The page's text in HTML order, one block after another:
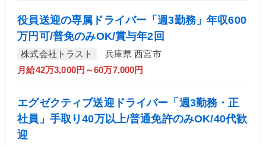
役員送迎の専属ドライバー「週3勤務」年収600
万円可/普免のみOK/賞与年2回
株式会社トラスト
兵庫県 西宮市
月給42万3,000円～60万7,000円
エグゼクティブ送迎ドライバー「週3勤務・正
社員」手取り40万以上/普通免許のみOK/40代歓
迎